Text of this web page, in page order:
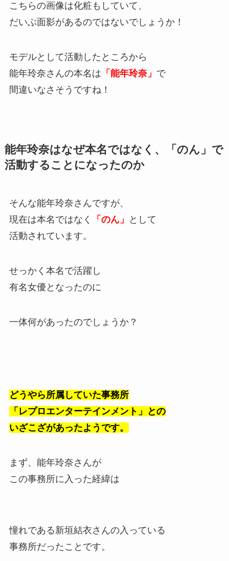
こちらの画像は化粧もしていて、
だいぶ面影があるのではないでしょうか！
モデルとして活動したところから
能年玲奈さんの本名は 「能年玲奈」 で
間違いなさそうですね！
能年玲奈はなぜ本名ではなく、「のん」で
活動することになったのか
そんな能年玲奈さんですが、
現在は本名ではなく
「のん」
として
活動されています。
せっかく本名で活躍し
有名女優となったのに
一体何があったのでしょうか？
どうやら所属していた事務所
「レプロエンターテインメント」との
いざこざがあったようです。
まず、能年玲奈さんが
この事務所に入った経緯は
憧れである新垣結衣さんの入っている
事務所だったことです。